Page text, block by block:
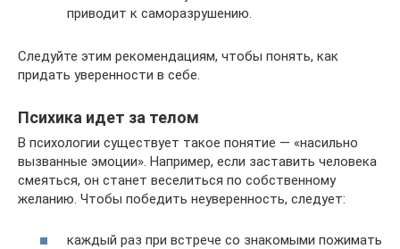
приводит к саморазрушению.
Следуйте этим рекомендациям, чтобы понять, как
придать уверенности в себе.
Психика идет за телом
В психологии существует такое понятие — «насильно
вызванные эмоции». Например, если заставить человека
смеяться, он станет веселиться по собственному
желанию. Чтобы победить неуверенность, следует:
каждый раз при встрече со знакомыми пожимать